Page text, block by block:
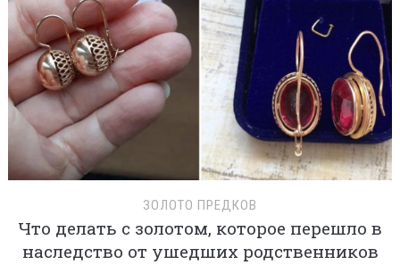
ЗОЛОТО ПРЕДКОВ
Что делать с золотом, которое перешло в
наследство от ушедших родственников